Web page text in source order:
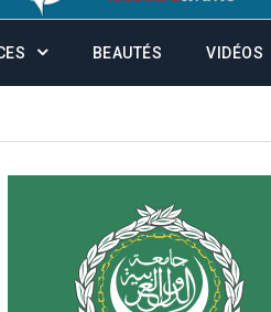
BEAUTÉS VIDÉOS